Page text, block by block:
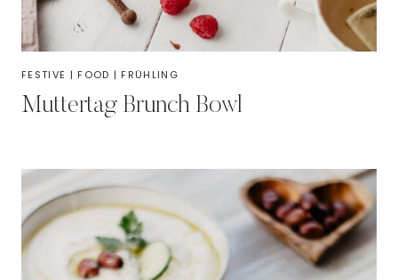
FESTIVE | FOOD | FRÜHLING
Muttertag Brunch Bowl